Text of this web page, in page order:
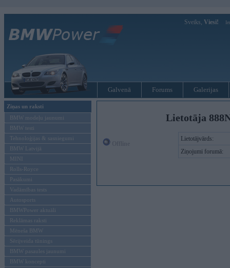
Sveiks, Viesi!
Galvenā Forums Galerijas
Ziņas un raksti
BMW modeļu jaunumi
BMW testi
Tehnoloģijas & sasniegumi
BMW Latvijā
MINI
Rolls-Royce
Pasākumi
Vadāmības tests
Autosports
BMWPower aktuāli
Reklāmas raksti
Mēneša BMW
Sērijveida tūnings
BMW pasaules jaunumi
BMW koncepti
Lietotāja
Lietotājvārds:
Ziņojumi forumā: